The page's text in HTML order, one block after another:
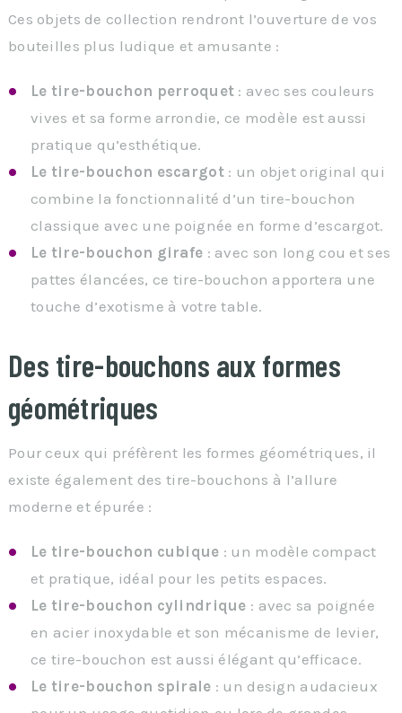
Ces objets de collection rendront l’ouverture de vos
bouteilles plus ludique et amusante :
Le tire-bouchon perroquet : avec ses couleurs
vives et sa forme arrondie, ce modèle est aussi
pratique qu’esthétique.
Le tire-bouchon escargot: un objet original qui
combine la fonctionnalité d’un tire-bouchon
classique avec une poignée en forme d’escargot.
Le tire-bouchon girafe : avec son long cou et ses
pattes élancées, ce tire-bouchon apportera une
touche d’exotisme à votre table.
Des tire-bouchons aux formes
géométriques
Pour ceux qui préfèrent les formes géométriques, il
existe également des tire-bouchons à l’allure
moderne et épurée :
Le tire-bouchon cubique : un modèle compact
et pratique, idéal pour les petits espaces.
Le tire-bouchon cylindrique : avec sa poignée
en acier inoxydable et son mécanisme de levier,
ce tire-bouchon est aussi élégant qu’efficace.
Le tire-bouchon spirale : un design audacieux